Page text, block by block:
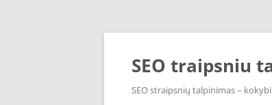
Pereiti
SEO traipsniu
SEO straipsnių talpinimas –